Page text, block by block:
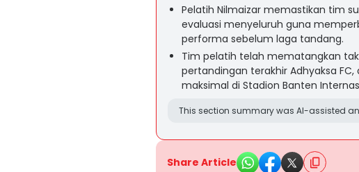
Pelatih Nilmaizar memastikan tim
evaluasi menyeluruh guna
performa sebelum laga tandang.
Tim pelatih telah mematangkan
pertandingan terakhir Adhyaksa
maksimal di Stadion Banten
This section summary was AI-assisted
Share Article